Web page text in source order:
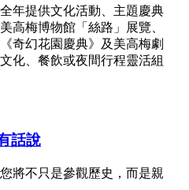
年提供文化活動、主題慶典
高梅博物館「絲路」展覽、
奇幻花園慶典》及美高梅劇
化、餐飲或夜間行程靈活組
話說
將不只是參觀歷史，而是親